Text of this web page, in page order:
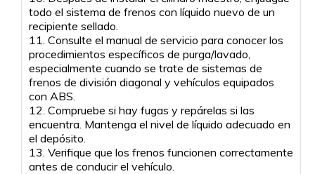
todo el sistema de frenos con líquido nuevo de un
recipiente sellado.
11. Consulte el manual de servicio para conocer los
procedimientos específicos de purga/lavado,
especialmente cuando se trate de sistemas de
frenos de división diagonal y vehículos equipados
con ABS.
12. Compruebe si hay fugas y repárelas si las
encuentra. Mantenga el nivel de líquido adecuado en
el depósito.
13. Verifique que los frenos funcionen correctamente
antes de conducir el vehículo.